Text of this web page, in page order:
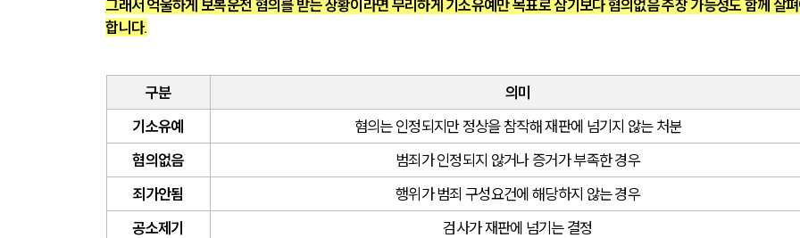
그래서 억울하게 보복운전 혐의를 받는 상황이라면 무리하게 기소유예만 목표로 삼기보다 혐의없음 주장 가능성도 함께 살
합니다.
구분
의미
기소유예
혐의는 인정되지만 정상을 참작해 재판에 넘기지 않는 처분
혐의없음
범죄가 인정되지 않거나 증거가 부족한 경우
죄가안됨
행위가 범죄 구성요건에 해당하지 않는 경우
공소제기
검사가 재판에 넘기는 결정